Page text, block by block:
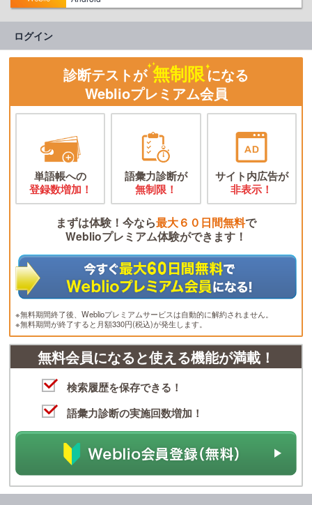
ログイン
診断テストが 無制限になる
Weblioプレミアム会員
単語帳への
登録数増加！
語彙力診断が
無制限！
サイト内広告が
非表示！
まずは体験！今なら最大６０日間無料で
Weblioプレミアム体験ができます！
※無料期間終了後、Weblioプレミアムサービスは自動的に解約されません。
※無料期間が終了すると月額330円(税込)が発生します。
無料会員になると使える機能が満載！
検索履歴を保存できる！
語彙力診断の実施回数増加！